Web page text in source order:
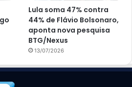
Lula soma 47% contra
44% de Flávio Bolsonaro,
aponta nova pesquisa
BTG/Nexus
13/07/2026